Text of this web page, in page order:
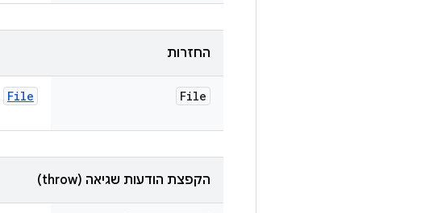
החזרות
File
File
הקפצת הודעות שגיאה (throw)